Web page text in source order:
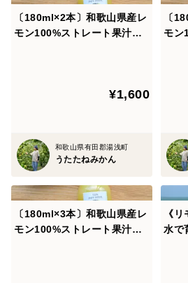
〔180ml×2本〕和歌山県産レ
モン100%ストレート果汁◆
¥1,600
和歌山県有田郡湯浅町
うたたねみかん
〔
モン
〔180ml×3本〕和歌山県産レ
モン100%ストレート果汁◆
《
水で